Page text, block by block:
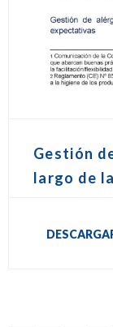
Gestión
largo de